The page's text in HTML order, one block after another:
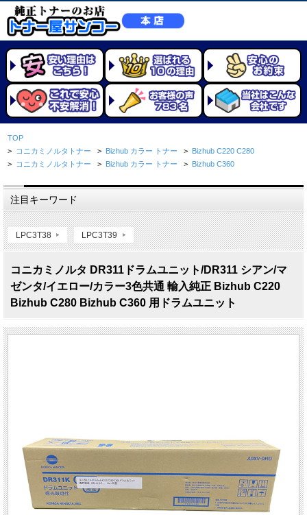
TOP
> コニカミノルタトナー > Bizhub カラー トナー > Bizhub C220 C280
> コニカミノルタトナー > Bizhub カラー トナー > Bizhub C360
注目キーワード
LPC3T38 LPC3T39
コニカミノルタ DR311ドラムユニット/DR311 シアン/マ
ゼンタ/イエロー/カラー3色共通 輸入純正 Bizhub C220
Bizhub C280 Bizhub C360 用ドラムユニット